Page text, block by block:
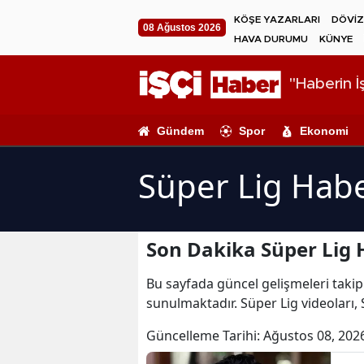
08 Ağustos 2026
KÖŞE YAZARLARI
HAVA DURUMU
KÜNYE
"Haberin
Gündem Spor Ekonomi
Süper Lig
Son Dakika Süper Lig
Bu sayfada güncel gelişmeleri
sunulmaktadır. Süper Lig
Güncelleme Tarihi: Ağustos 08,